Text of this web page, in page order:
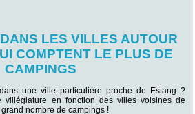
LES VILLES AUTOUR
COMPTENT LE PLUS DE
CAMPINGS
une ville particulière proche de Estang ?
villégiature en fonction des villes voisines de
nombre de campings !